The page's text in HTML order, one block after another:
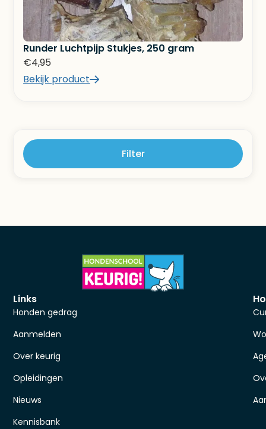
Runder Luchtpijp Stukjes, 250 gram
€4,95
Bekijk product
Filter
Links
Honden gedrag
Aanmelden
Over keurig
Opleidingen
Nieuws
Kennisbank